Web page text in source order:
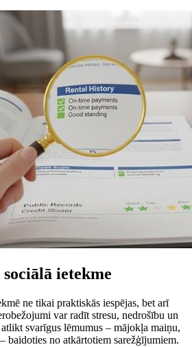
ietekme
ne tikai praktiskās iespējas, bet arī
var radīt stresu, nedrošību un
svarīgus lēmumus – mājokļa maiņu,
baidoties no atkārtotiem sarežģījumiem.